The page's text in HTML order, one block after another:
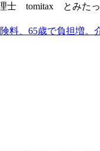
士 tomitax とみ
、65歳で負担増。